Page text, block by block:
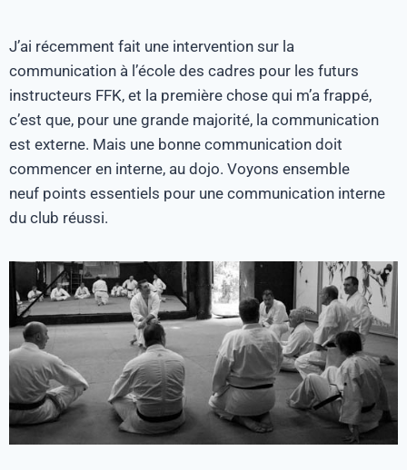
J’ai récemment fait une intervention sur la
communication à l’école des cadres pour les futurs
instructeurs FFK, et la première chose qui m’a frappé,
c’est que, pour une grande majorité, la communication
est externe. Mais une bonne communication doit
commencer en interne, au dojo. Voyons ensemble
neuf points essentiels pour une communication interne
du club réussi.